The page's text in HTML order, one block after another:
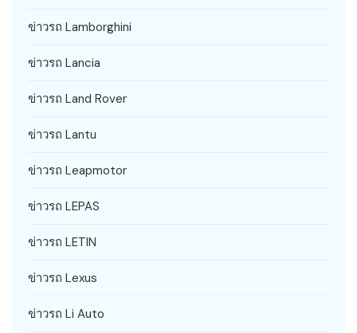
ข่าวรถ Lamborghini
ข่าวรถ Lancia
ข่าวรถ Land Rover
ข่าวรถ Lantu
ข่าวรถ Leapmotor
ข่าวรถ LEPAS
ข่าวรถ LETIN
ข่าวรถ Lexus
ข่าวรถ Li Auto